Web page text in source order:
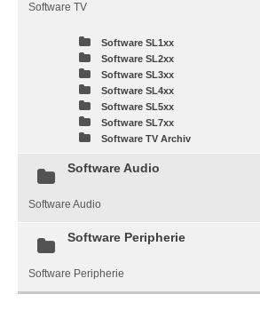
Software TV
Software SL1xx
Software SL2xx
Software SL3xx
Software SL4xx
Software SL5xx
Software SL7xx
Software TV Archiv
Software Audio
Software Audio
Software Peripherie
Software Peripherie